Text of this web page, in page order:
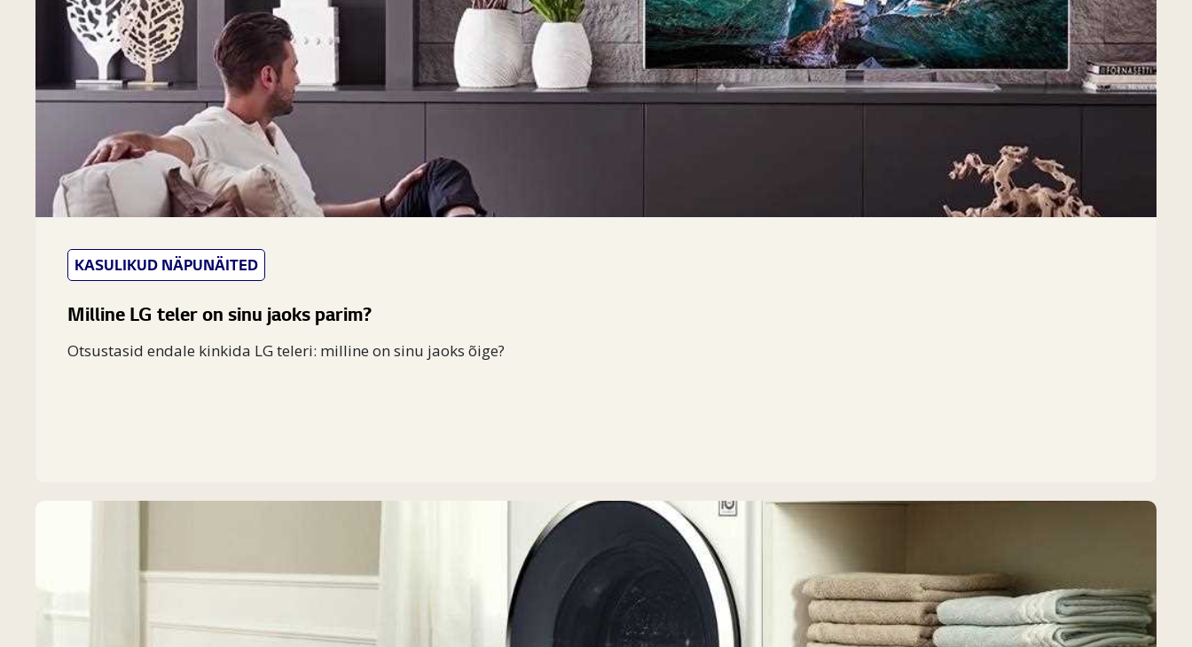
KASULIKUD NÄPUNÄITED
Milline LG teler on sinu jaoks parim?
Otsustasid endale kinkida LG teleri: milline on sinu jaoks õige?